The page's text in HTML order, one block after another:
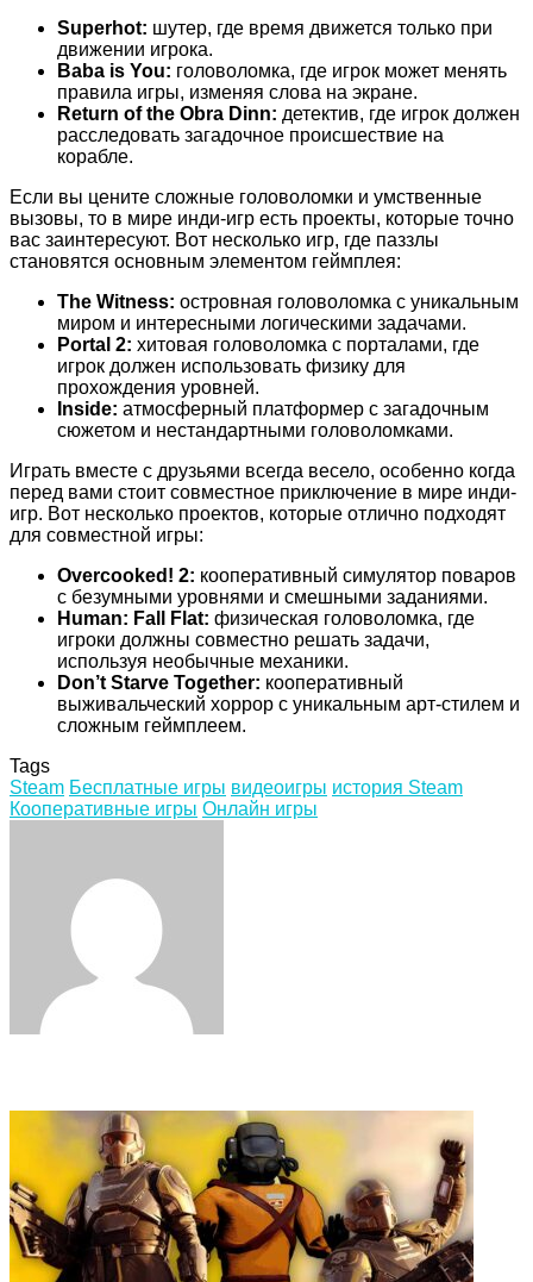
Superhot: шутер, где время движется только при
движении игрока.
Baba is You: головоломка, где игрок может менять
правила игры, изменяя слова на экране.
Return of the Obra Dinn: детектив, где игрок должен
расследовать загадочное происшествие на
корабле.
Если вы цените сложные головоломки и умственные
вызовы, то в мире инди-игр есть проекты, которые точно
вас заинтересуют. Вот несколько игр, где паззлы
становятся основным элементом геймплея:
The Witness: островная головоломка с уникальным
миром и интересными логическими задачами.
Portal 2: хитовая головоломка с порталами, где
игрок должен использовать физику для
прохождения уровней.
Inside: атмосферный платформер с загадочным
сюжетом и нестандартными головоломками.
Играть вместе с друзьями всегда весело, особенно когда
перед вами стоит совместное приключение в мире инди-
игр. Вот несколько проектов, которые отлично подходят
для совместной игры:
Overcooked! 2: кооперативный симулятор поваров
с безумными уровнями и смешными заданиями.
Human: Fall Flat: физическая головоломка, где
игроки должны совместно решать задачи,
используя необычные механики.
Don’t Starve Together: кооперативный
выживальческий хоррор с уникальным арт-стилем и
сложным геймплеем.
Tags
Steam Бесплатные игры видеоигры история Steam
Кооперативные игры Онлайн игры